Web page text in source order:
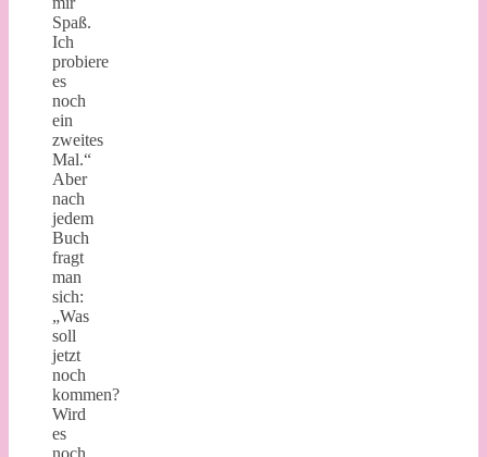
Spaß.
Ich
probiere
es
noch
ein
zweites
Mal.“
Aber
nach
jedem
Buch
fragt
man
sich:
„Was
soll
jetzt
noch
kommen?
Wird
es